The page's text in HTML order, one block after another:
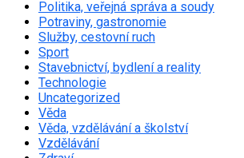
Politika, veřejná správa a soudy
Potraviny, gastronomie
Služby, cestovní ruch
Sport
Stavebnictví, bydlení a reality
Technologie
Uncategorized
Věda
Věda, vzdělávání a školství
Vzdělávání